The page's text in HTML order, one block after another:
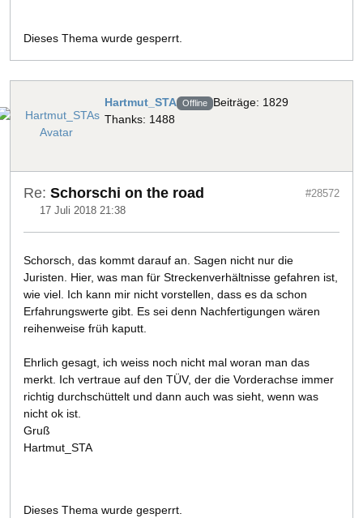
Dieses Thema wurde gesperrt.
Hartmut_STA Offline Beiträge: 1829
Thanks: 1488
Re: Schorschi on the road
17 Juli 2018 21:38
#28572
Schorsch, das kommt darauf an. Sagen nicht nur die
Juristen. Hier, was man für Streckenverhältnisse gefahren ist,
wie viel. Ich kann mir nicht vorstellen, dass es da schon
Erfahrungswerte gibt. Es sei denn Nachfertigungen wären
reihenweise früh kaputt.
Ehrlich gesagt, ich weiss noch nicht mal woran man das
merkt. Ich vertraue auf den TÜV, der die Vorderachse immer
richtig durchschüttelt und dann auch was sieht, wenn was
nicht ok ist.
Gruß
Hartmut_STA
Dieses Thema wurde gesperrt.